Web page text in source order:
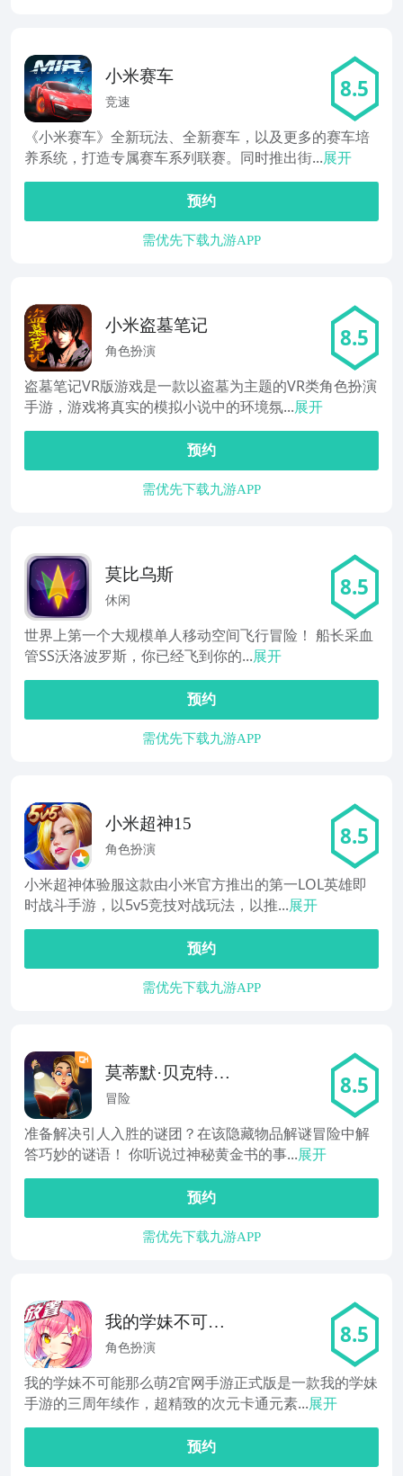
小米赛车
竞速 8.5
《小米赛车》全新玩法、全新赛车，以及更多的赛车培
养系统，打造专属赛车系列联赛。同时推出街...展开
预约
需优先下载九游APP
小米盗墓笔记
角色扮演 8.5
盗墓笔记VR版游戏是一款以盗墓为主题的VR类角色扮演
手游，游戏将真实的模拟小说中的环境氛...展开
预约
需优先下载九游APP
莫比乌斯
休闲 8.5
世界上第一个大规模单人移动空间飞行冒险！ 船长采血
管SS沃洛波罗斯，你已经飞到你的...展开
预约
需优先下载九游APP
小米超神15
角色扮演 8.5
小米超神体验服这款由小米官方推出的第一LOL英雄即
时战斗手游，以5v5竞技对战玩法，以推...展开
预约
需优先下载九游APP
莫蒂默·贝克特和
黄金书
冒险 8.5
准备解决引人入胜的谜团？在该隐藏物品解谜冒险中解
答巧妙的谜语！ 你听说过神秘黄金书的事...展开
预约
需优先下载九游APP
我的学妹不可能
那么萌2
角色扮演 8.5
我的学妹不可能那么萌2官网手游正式版是一款我的学妹
手游的三周年续作，超精致的次元卡通元素...展开
预约